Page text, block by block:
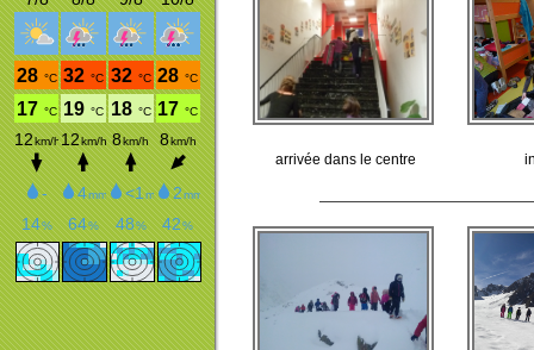
arrivée dans le centre